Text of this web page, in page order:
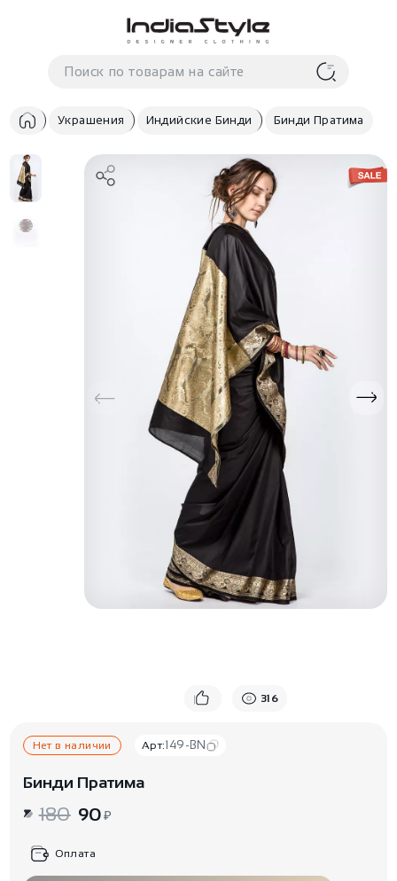
Корзина
В корзиненеттоваров
Корзина покупок пуста..
Украшения Индийские Бинди Бинди Пратима
316
Нет в наличии Арт:149-BN
Бинди Пратима
180 90₽
Оплата